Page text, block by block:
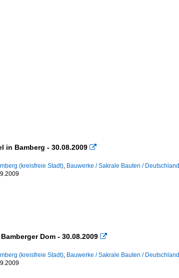
in Bamberg - 30.08.2009 
(kreisfreie Stadt), Bauwerke / Sakrale Bauten / Deutschland
Dom - 30.08.2009 
(kreisfreie Stadt), Bauwerke / Sakrale Bauten / Deutschland